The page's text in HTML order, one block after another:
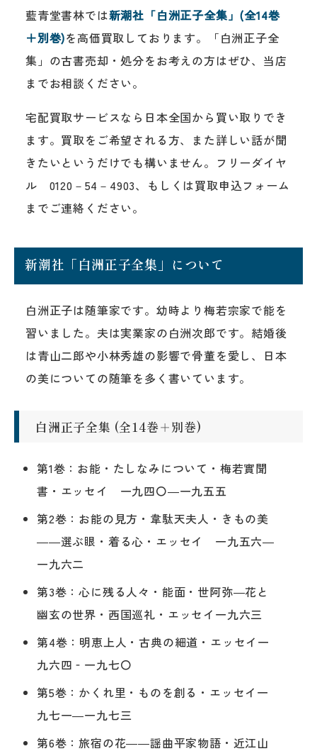
藍青堂書林では新潮社「白洲正子全集」(全14巻
＋別巻)を高価買取しております。「白洲正子全
集」の古書売却・処分をお考えの方はぜひ、当店
までお相談ください。
宅配買取サービスなら日本全国から買い取りでき
ます。買取をご希望される方、また詳しい話が聞
きたいというだけでも構いません。フリーダイヤ
ル 0120－54－4903、もしくは買取申込フォーム
までご連絡ください。
新潮社「白洲正子全集」について
白洲正子は随筆家です。幼時より梅若宗家で能を
習いました。夫は実業家の白洲次郎です。結婚後
は青山二郎や小林秀雄の影響で骨董を愛し、日本
の美についての随筆を多く書いています。
白洲正子全集 (全14巻＋別巻)
第1巻：お能・たしなみについて・梅若實聞
書・エッセイ 一九四〇―一九五五
第2巻：お能の見方・韋駄天夫人・きもの美
――選ぶ眼・着る心・エッセイ 一九五六―
一九六二
第3巻：心に残る人々・能面・世阿弥―花と
幽玄の世界・西国巡礼・エッセイ一九六三
第4巻：明恵上人・古典の細道・エッセイ一
九六四‐一九七〇
第5巻：かくれ里・ものを創る・エッセイ一
九七一―一九七三
第6巻：旅宿の花――謡曲平家物語・近江山